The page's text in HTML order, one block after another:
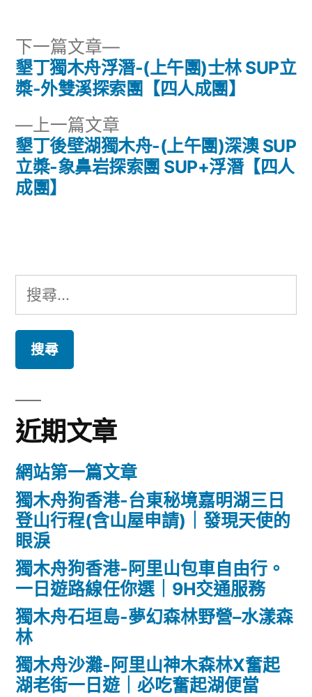
文
導
覽
上一篇文章
一
篇
墾丁後壁湖獨木舟-(上午團)深澳 SUP
立槳-象鼻岩探索團 SUP+浮潛【四人
成團】
下一篇文章
下
一
篇
墾丁獨木舟浮潛-(上午團)士林 SUP立
槳-外雙溪探索團【四人成團】
搜
尋
鍵
字:
近期文章
網站第一篇文章
獨木舟狗香港-台東秘境嘉明湖三日
登山行程(含山屋申請)｜發現天使的
眼淚
獨木舟狗香港-阿里山包車自由行。
一日遊路線任你選｜9H交通服務
獨木舟石垣島-夢幻森林野營–水漾森
林
獨木舟沙灘-阿里山神木森林X奮起
湖老街一日遊｜必吃奮起湖便當